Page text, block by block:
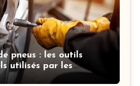
pneus : les outils
utilisés par les